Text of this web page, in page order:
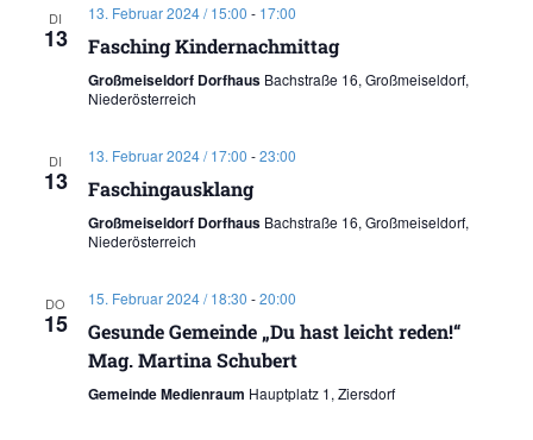
DI
13
13. Februar 2024 / 15:00 - 17:00
Fasching Kindernachmittag
Großmeiseldorf Dorfhaus Bachstraße 16, Großmeiseldorf,
Niederösterreich
DI
13
13. Februar 2024 / 17:00 -23:00
Faschingausklang
Großmeiseldorf Dorfhaus Bachstraße 16, Großmeiseldorf,
Niederösterreich
DO
15
15. Februar 2024 / 18:30 -20:00
Gesunde Gemeinde „Du hast leicht reden!“
Mag. Martina Schubert
Gemeinde Medienraum Hauptplatz 1, Ziersdorf